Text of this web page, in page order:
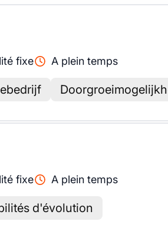
fixe A plein temps
fixe A plein temps
d'évolution